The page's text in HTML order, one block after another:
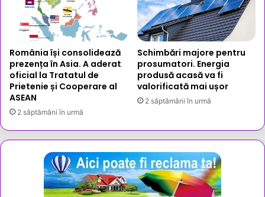
România își consolidează
prezența în Asia. A aderat
oficial la Tratatul de
Prietenie și Cooperare al
ASEAN
2 săptămâni în urmă
Schimbări majore pentru
prosumatori. Energia
produsă acasă va fi
valorificată mai ușor
2 săptămâni în urmă